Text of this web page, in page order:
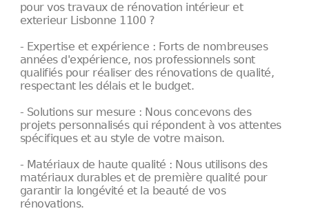
pour vos travaux de rénovation intérieur et
exterieur Lisbonne 1100 ?
- Expertise et expérience : Forts de nombreuses
années d'expérience, nos professionnels sont
qualifiés pour réaliser des rénovations de qualité,
respectant les délais et le budget.
- Solutions sur mesure : Nous concevons des
projets personnalisés qui répondent à vos attentes
spécifiques et au style de votre maison.
- Matériaux de haute qualité : Nous utilisons des
matériaux durables et de première qualité pour
garantir la longévité et la beauté de vos
rénovations.